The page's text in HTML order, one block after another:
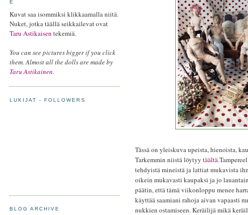
Tässä on yleiskuva upeista, hienoista,
Tarkemmin niistä löytyy täältä
tehdyistä mineistä ja lattiat mukavista
oikein mukavasti kaupaksi ja jo
päätin, että tämä viikonloppu menee
käyttää saamiani rahoja aivan vapaasti
nukkien ostamiseen. Keräilijä mikä
E
Kuvat saa isommiksi klikkaamalla niitä.
Nuket, jotka täällä seikkailevat ovat
Taru Astikaisen tekemiä.
You can see pictures bigger if you click
them. Almost all the dolls are made by
Taru Astikainen.
LUKIJAT - FOLLOWERS
BLOG ARCHIVE